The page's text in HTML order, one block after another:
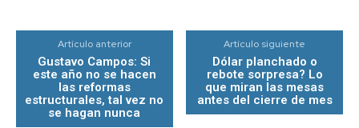
Artículo anterior
Gustavo Campos: Si
este año no se hacen
las reformas
estructurales, tal vez no
se hagan nunca
Artículo siguiente
Dólar planchado o
rebote sorpresa? Lo
que miran las mesas
antes del cierre de mes